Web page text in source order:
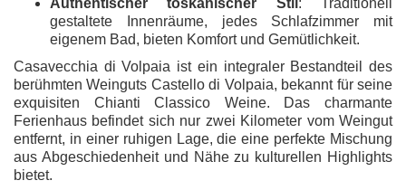
Authentischer toskanischer Stil : Traditionell
gestaltete Innenräume, jedes Schlafzimmer mit
eigenem Bad, bieten Komfort und Gemütlichkeit.
Casavecchia di Volpaia ist ein integraler Bestandteil des
berühmten Weinguts Castello di Volpaia, bekannt für seine
exquisiten Chianti Classico Weine. Das charmante
Ferienhaus befindet sich nur zwei Kilometer vom Weingut
entfernt, in einer ruhigen Lage, die eine perfekte Mischung
aus Abgeschiedenheit und Nähe zu kulturellen Highlights
bietet.